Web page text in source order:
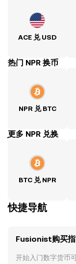
ACE 兑 USD
热门 NPR 换币
NPR 兑 BTC
ִִִִִִִִִִִִִִִִִִִִִִִִִִִִִִִִִִִִִִִִִִִִִִִִ更多 NPR 兑换
BTC 兑 NPR
快捷导航
Fusionist购买
开始入门数字货币